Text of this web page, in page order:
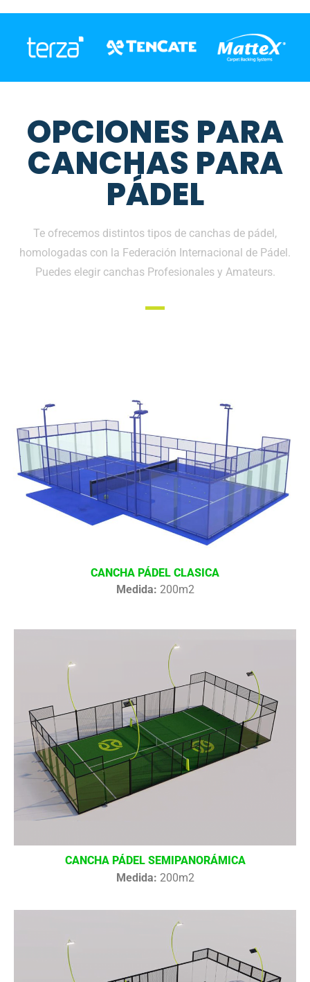
OPCIONES PARA
CANCHAS PARA
PÁDEL
Te ofrecemos distintos tipos de canchas de pádel,
homologadas con la Federación Internacional de Pádel.
Puedes elegir canchas Profesionales y Amateurs.
CANCHA PÁDEL CLASICA
Medida: 200m2
CANCHA PÁDEL SEMIPANORÁMICA
Medida: 200m2